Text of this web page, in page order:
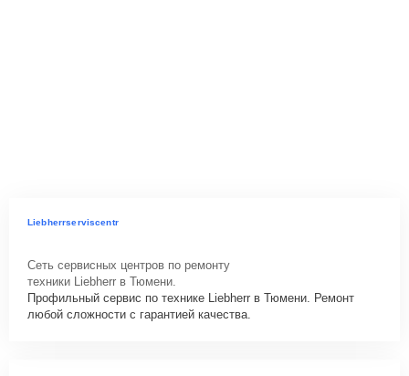
Liebherrserviscentr
Сеть сервисных центров по ремонту
техники Liebherr в Тюмени.
Профильный сервис по технике Liebherr в Тюмени. Ремонт
любой сложности с гарантией качества.